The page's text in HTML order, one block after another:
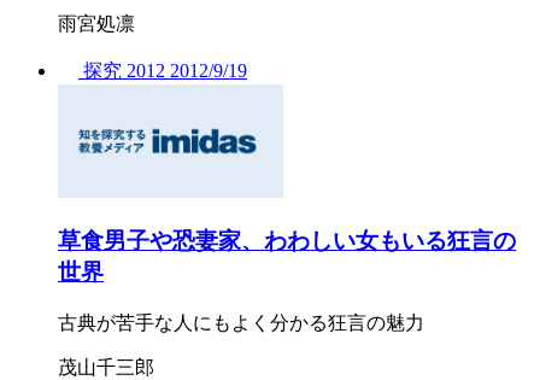
雨宮処凛
探究 2012 2012/9/19
草食男子や恐妻家、わわしい女もいる狂言の
世界
古典が苦手な人にもよく分かる狂言の魅力
茂山千三郎